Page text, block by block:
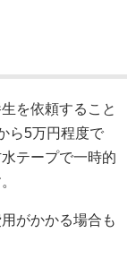
を依頼すること
ら5万円程度で
テープで一時的
がかかる場合も